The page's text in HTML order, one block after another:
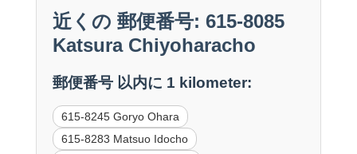
近くの 郵便番号: 615-8085
Katsura Chiyoharacho
郵便番号 以内に 1 kilometer:
615-8245 Goryo Ohara
615-8283 Matsuo Idocho